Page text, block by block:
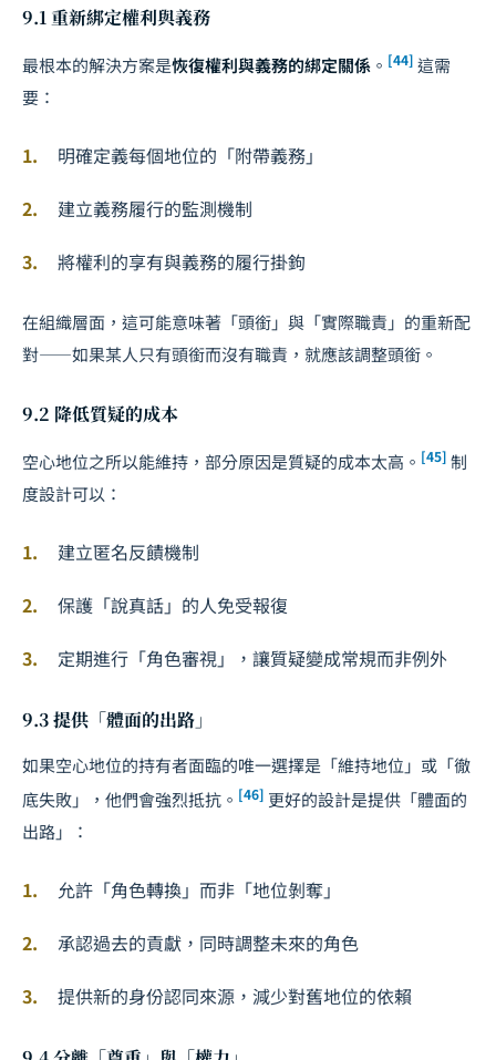
9.1 重新綁定權利與義務
最根本的解決方案是恢復權利與義務的綁定關係 。 [44] 這需
要：
明確定義每個地位的「附帶義務」
建立義務履行的監測機制
將權利的享有與義務的履行掛鉤
在組織層面，這可能意味著「頭銜」與「實際職責」的重新配
對——如果某人只有頭銜而沒有職責，就應該調整頭銜。
9.2 降低質疑的成本
空心地位之所以能維持，部分原因是質疑的成本太高。 [45] 制
度設計可以：
建立匿名反饋機制
保護「說真話」的人免受報復
定期進行「角色審視」，讓質疑變成常規而非例外
9.3 提供「體面的出路」
如果空心地位的持有者面臨的唯一選擇是「維持地位」或「徹
底失敗」，他們會強烈抵抗。 [46] 更好的設計是提供「體面的
出路」：
允許「角色轉換」而非「地位剝奪」
承認過去的貢獻，同時調整未來的角色
提供新的身份認同來源，減少對舊地位的依賴